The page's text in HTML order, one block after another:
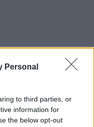
Personal
to third parties, or
information for
the below opt-out